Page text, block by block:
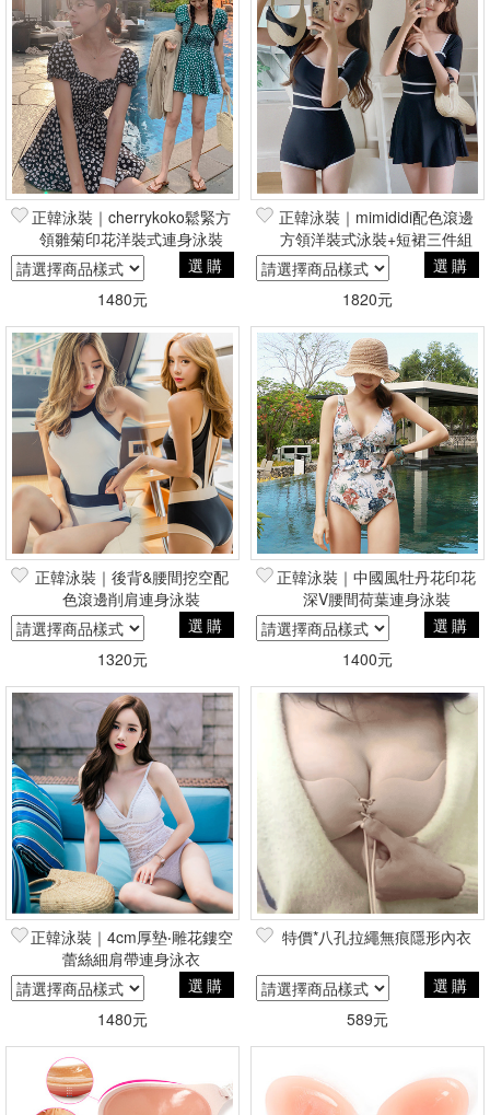
正韓泳裝｜cherrykoko鬆緊方
領雛菊印花洋裝式連身泳裝
選購
1480元
正韓泳裝｜mimididi配色滾邊
方領洋裝式泳裝+短裙三件組
選購
1820元
正韓泳裝｜後背&腰間挖空配
色滾邊削肩連身泳裝
選購
1320元
正韓泳裝｜中國風牡丹花印花
深V腰間荷葉連身泳裝
選購
1400元
正韓泳裝｜4cm厚墊‧雕花鏤空
蕾絲細肩帶連身泳衣
選購
1480元
特價*八孔拉繩無痕隱形內衣
選購
589元